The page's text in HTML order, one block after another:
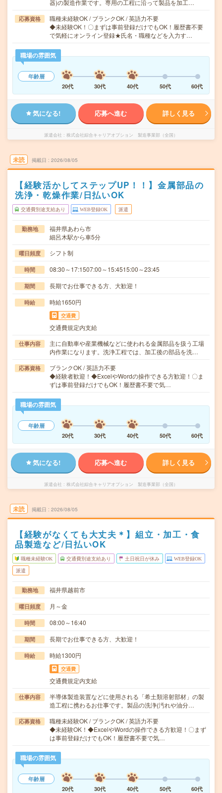
器)の製造作業です。専用の工程に沿って製品を加工…
応募資格
職種未経験OK / ブランクOK / 英語力不要
◆未経験OK！〇まずは事前登録だけでもOK！履歴書不要
で気軽にオンライン登録★氏名・職種などを入力す…
職場の雰囲気
年齢層
20代
30代 40代 50代 60代
気になる! 応募へ進む 詳しく見る
派遣会社 株式会社綜合キャリアオプション 製造事業部（全国）
未読 掲載日 2026/08/05
【経験活かしてステップUP！！】金属部品の
洗浄・乾燥作業/日払いOK
交通費別途支給あり WEB登録OK 派遣
勤務地
福井県あわら市
細呂木駅から車5分
曜日頻度 シフト制
時間 08:30～17:1507:00～15:4515:00～23:45
期間 長期でお仕事できる方、大歓迎！
時給 時給1650円
交通費
交通費規定内支給
仕事内容
主に自動車や産業機械などに使われる金属部品を扱う工場
内作業になります。洗浄工程では、加工後の部品を洗…
応募資格
ブランクOK / 英語力不要
◆経験者歓迎！◆ExcelやWordの操作できる方歓迎！〇ま
ずは事前登録だけでもOK！履歴書不要で気…
職場の雰囲気
年齢層
20代
30代 40代 50代 60代
気になる! 応募へ進む 詳しく見る
派遣会社 株式会社綜合キャリアオプション 製造事業部（全国）
未読 掲載日 2026/08/05
【経験がなくても大丈夫＊】組立・加工・食
品製造など/日払いOK
職種未経験OK 交通費別途支給あり 土日祝日が休み WEB登録OK
派遣
勤務地 福井県越前市
曜日頻度 月～金
時間 08:00～16:40
期間 長期でお仕事できる方、大歓迎！
時給 時給1300円
交通費
交通費規定内支給
仕事内容
半導体製造装置などに使用される「希土類溶射部材」の製
造工程に携わるお仕事です。製品の洗浄(汚れや油分…
応募資格
職種未経験OK / ブランクOK / 英語力不要
◆未経験OK！◆ExcelやWordの操作できる方歓迎！〇まず
は事前登録だけでもOK！履歴書不要で気…
職場の雰囲気
年齢層
20代
30代 40代 50代 60代